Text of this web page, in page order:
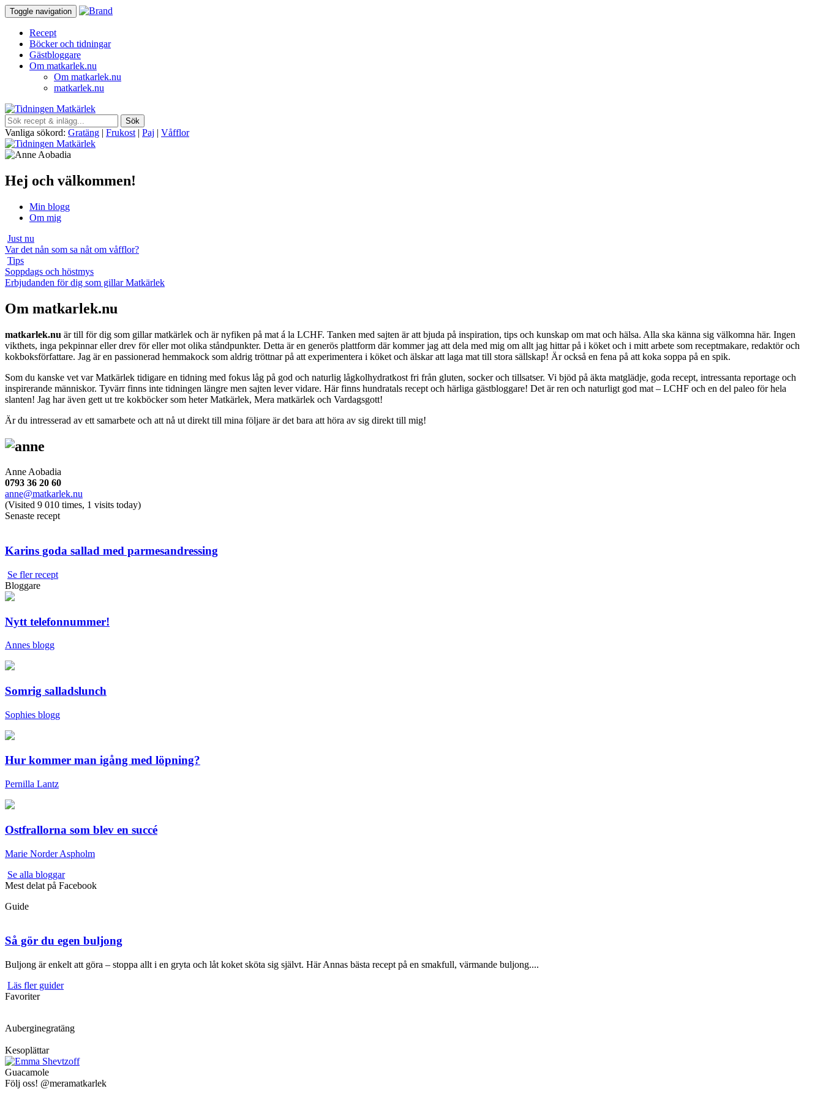
Toggle navigation
Recept
Böcker och tidningar
Gästbloggare
Om matkarlek.nu
Om matkarlek.nu
matkarlek.nu
Vanliga sökord: Gratäng | Frukost | Paj | Våfflor
Hej och välkommen!
Min blogg
Om mig
Just nu
Var det nån som sa nåt om våfflor?
Tips
Soppdags och höstmys
Erbjudanden för dig som gillar Matkärlek
Om matkarlek.nu
matkarlek.nu är till för dig som gillar matkärlek och är nyfiken på mat á la LCHF. Tanken med sajten är att bjuda på inspiration, tips och kunskap om mat och hälsa. Alla ska känna sig välkomna här. Ingen
vikthets, inga pekpinnar eller drev för eller mot olika ståndpunkter. Detta är en generös plattform där kommer jag att dela med mig om allt jag hittar på i köket och i mitt arbete som receptmakare, redaktör och
kokboksförfattare. Jag är en passionerad hemmakock som aldrig tröttnar på att experimentera i köket och älskar att laga mat till stora sällskap! Är också en fena på att koka soppa på en spik.
Som du kanske vet var Matkärlek tidigare en tidning med fokus låg på god och naturlig lågkolhydratkost fri från gluten, socker och tillsatser. Vi bjöd på äkta matglädje, goda recept, intressanta reportage och
inspirerande människor. Tyvärr finns inte tidningen längre men sajten lever vidare. Här finns hundratals recept och härliga gästbloggare! Det är ren och naturligt god mat – LCHF och en del paleo för hela
slanten! Jag har även gett ut tre kokböcker som heter Matkärlek, Mera matkärlek och Vardagsgott!
Är du intresserad av ett samarbete och att nå ut direkt till mina följare är det bara att höra av sig direkt till mig!
Anne Aobadia
0793 36 20 60
anne@matkarlek.nu
(Visited 9 010 times, 1 visits today)
Senaste recept
Karins goda sallad med parmesandressing
Se fler recept
Bloggare
Nytt telefonnummer!
Annes blogg
Somrig salladslunch
Sophies blogg
Hur kommer man igång med löpning?
Pernilla Lantz
Ostfrallorna som blev en succé
Marie Norder Aspholm
Se alla bloggar
Mest delat på Facebook
Guide
Så gör du egen buljong
Buljong är enkelt att göra – stoppa allt i en gryta och låt koket sköta sig självt. Här Annas bästa recept på en smakfull, värmande buljong....
Läs fler guider
Favoriter
Auberginegratäng
Kesoplättar
Guacamole
Följ oss! @meramatkarlek